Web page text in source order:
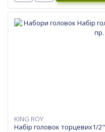
KING ROY
Набір головок торцевих1/